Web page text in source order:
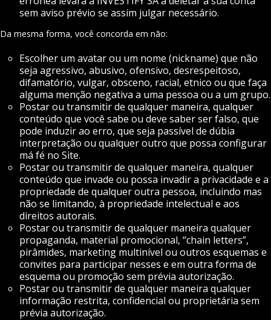
sem aviso prévio se assim julgar necessário.
Da mesma forma, você concorda em não:
Escolher um avatar ou um nome (nickname) que não
seja agressivo, abusivo, ofensivo, desrespeitoso,
difamatório, vulgar, obsceno, racial, etnico ou que faça
alguma menção negativa a uma pessoa ou a um grupo.
Postar ou transmitir de qualquer maneira, qualquer
conteúdo que você sabe ou deve saber ser falso, que
pode induzir ao erro, que seja passível de dúbia
interpretação ou qualquer outro que possa configurar
má fé no Site.
Postar ou transmitir de qualquer maneira, qualquer
conteúdo que invade ou possa invadir a privacidade e a
propriedade de qualquer outra pessoa, incluindo mas
não se limitando, à propriedade intelectual e aos
direitos autorais.
Postar ou transmitir de qualquer maneira qualquer
propaganda, material promocional, “chain letters”,
pirâmides, marketing multinível ou outros esquemas e
convites para participar nesses e em outra forma de
esquema ou promoção sem prévia autorização.
Postar ou transmitir de qualquer maneira qualquer
informação restrita, confidencial ou proprietária sem
prévia autorização.